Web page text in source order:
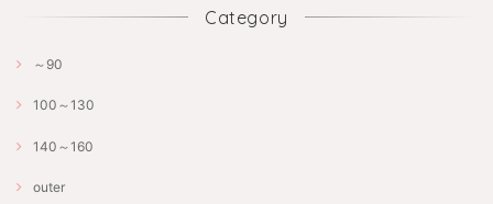
Category
～90
100～130
140～160
outer